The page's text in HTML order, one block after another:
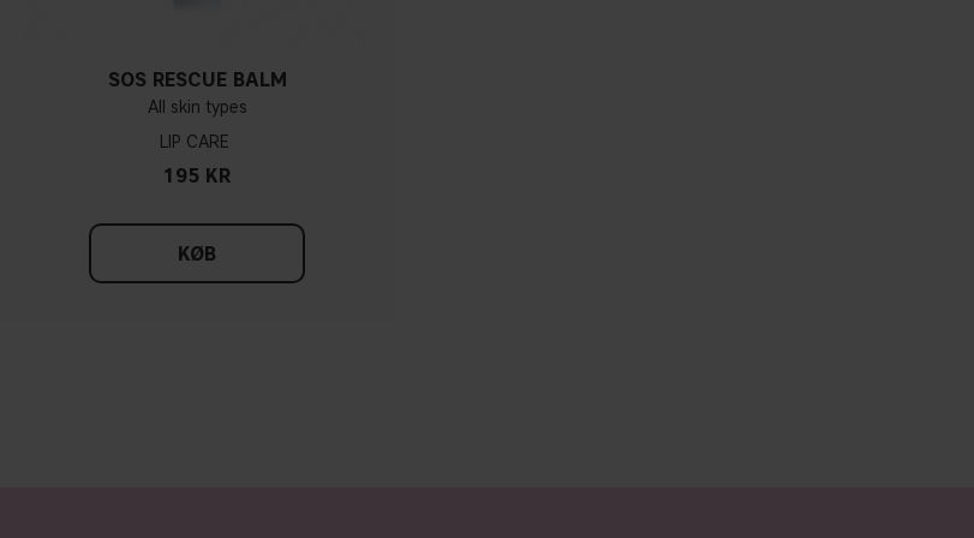
SOS RESCUE BALM
All skin types
LIP CARE
195 KR
KØB